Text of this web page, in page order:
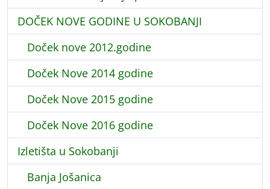
DOČEK NOVE GODINE U SOKOBANJI
Doček nove 2012.godine
Doček Nove 2014 godine
Doček Nove 2015 godine
Doček Nove 2016 godine
Izletišta u Sokobanji
Banja Jošanica